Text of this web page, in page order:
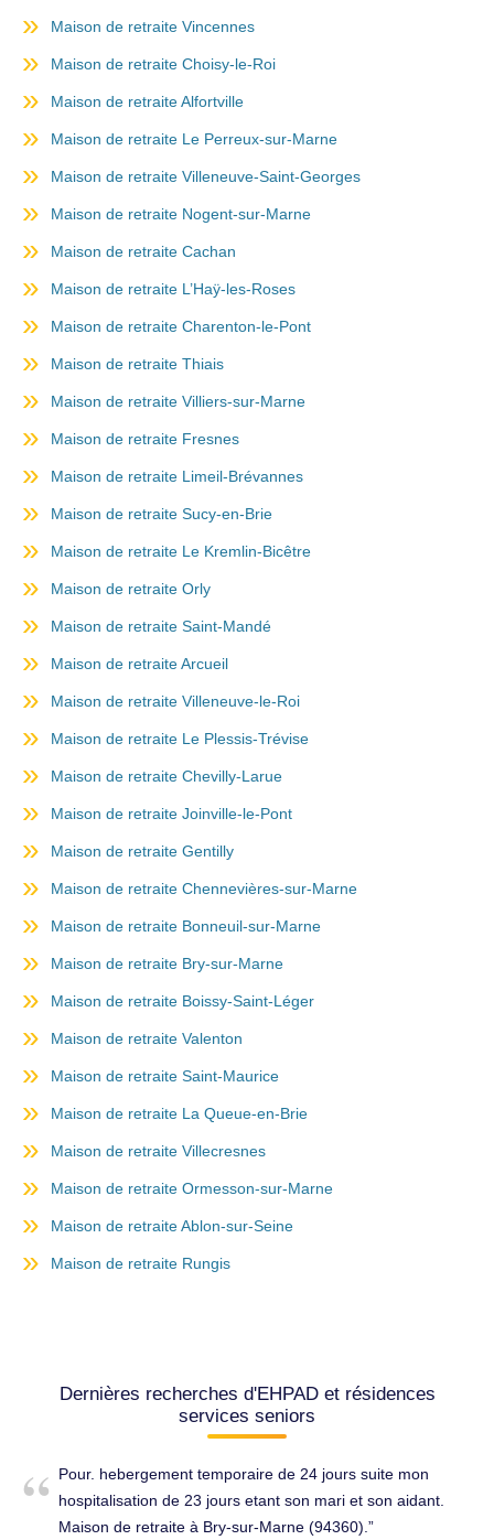
Maison de retraite Vincennes
Maison de retraite Choisy-le-Roi
Maison de retraite Alfortville
Maison de retraite Le Perreux-sur-Marne
Maison de retraite Villeneuve-Saint-Georges
Maison de retraite Nogent-sur-Marne
Maison de retraite Cachan
Maison de retraite L’Haÿ-les-Roses
Maison de retraite Charenton-le-Pont
Maison de retraite Thiais
Maison de retraite Villiers-sur-Marne
Maison de retraite Fresnes
Maison de retraite Limeil-Brévannes
Maison de retraite Sucy-en-Brie
Maison de retraite Le Kremlin-Bicêtre
Maison de retraite Orly
Maison de retraite Saint-Mandé
Maison de retraite Arcueil
Maison de retraite Villeneuve-le-Roi
Maison de retraite Le Plessis-Trévise
Maison de retraite Chevilly-Larue
Maison de retraite Joinville-le-Pont
Maison de retraite Gentilly
Maison de retraite Chennevières-sur-Marne
Maison de retraite Bonneuil-sur-Marne
Maison de retraite Bry-sur-Marne
Maison de retraite Boissy-Saint-Léger
Maison de retraite Valenton
Maison de retraite Saint-Maurice
Maison de retraite La Queue-en-Brie
Maison de retraite Villecresnes
Maison de retraite Ormesson-sur-Marne
Maison de retraite Ablon-sur-Seine
Maison de retraite Rungis
Dernières recherches d'EHPAD et résidences
services seniors
Pour. hebergement temporaire de 24 jours suite mon
hospitalisation de 23 jours etant son mari et son aidant.
Maison de retraite à Bry-sur-Marne (94360).